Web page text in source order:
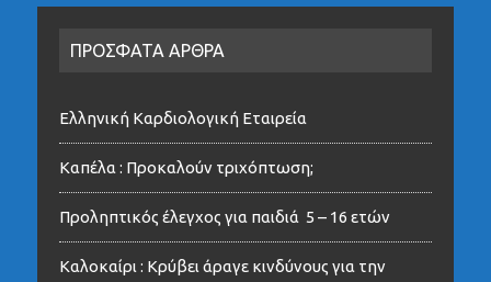
ΠΡΟΣΦΑΤΑ ΑΡΘΡΑ
Ελληνική Καρδιολογική Εταιρεία
Καπέλα : Προκαλούν τριχόπτωση;
Προληπτικός έλεγχος για παιδιά 5 – 16 ετών
Καλοκαίρι : Κρύβει άραγε κινδύνους για την